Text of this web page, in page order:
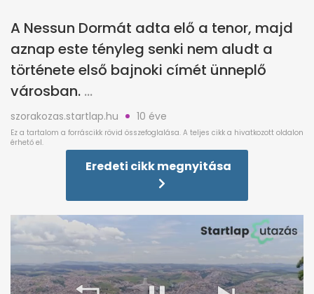
A Nessun Dormát adta elő a tenor, majd
aznap este tényleg senki nem aludt a
története első bajnoki címét ünneplő
városban.
szorakozas.startlap.hu 10 éve
Eredeti cikk megnyitása